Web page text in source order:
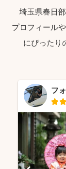
埼玉県春日
プロフィール
にぴったり
フ